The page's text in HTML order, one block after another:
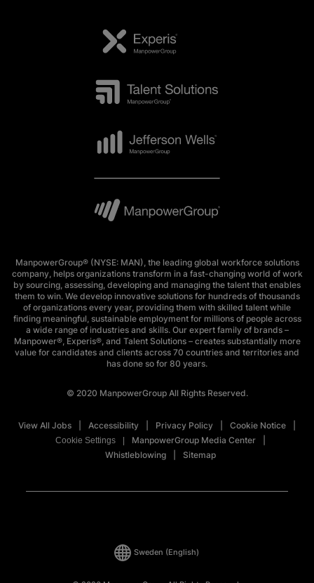
ManpowerGroup® (NYSE: MAN), the leading global workforce solutions
company, helps organizations transform in a fast-changing world of work
by sourcing, assessing, developing and managing the talent that enables
them to win. We develop innovative solutions for hundreds of thousands
of organizations every year, providing them with skilled talent while
finding meaningful, sustainable employment for millions of people across
a wide range of industries and skills. Our expert family of brands –
Manpower®, Experis®, and Talent Solutions – creates substantially more
value for candidates and clients across 70 countries and territories and
has done so for 80 years.
© 2020 ManpowerGroup All Rights Reserved.
View All Jobs Accessibility Privacy Policy Cookie Notice
Cookie Settings
ManpowerGroup Media Center
Whistleblowing
Sitemap
Sweden (English)